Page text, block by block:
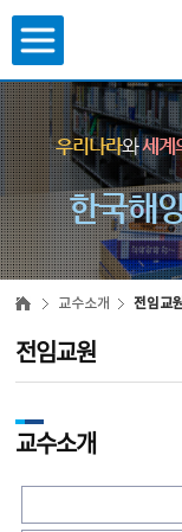
우리나라와세계
한국해
교수소개 전임교
전임교원
교수소개